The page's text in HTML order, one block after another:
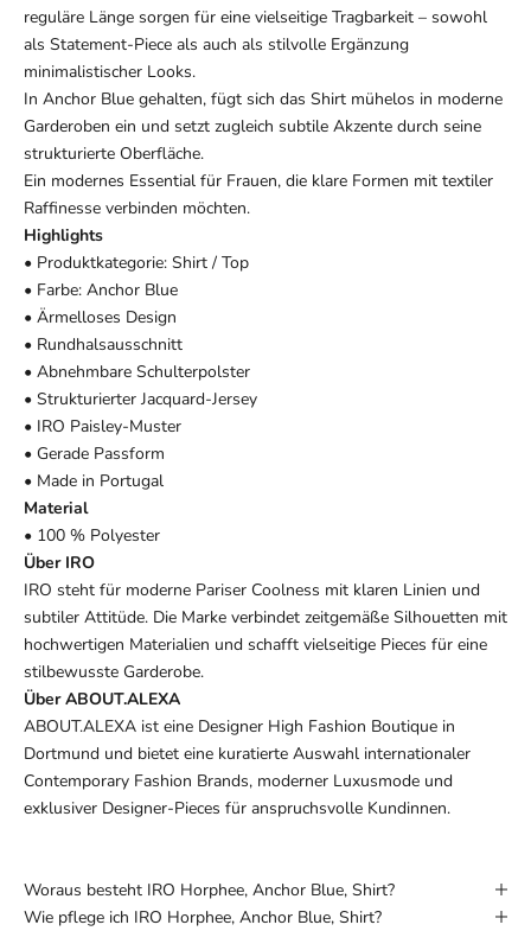
reguläre Länge sorgen für eine vielseitige Tragbarkeit – sowohl
als Statement-Piece als auch als stilvolle Ergänzung
minimalistischer Looks.
In Anchor Blue gehalten, fügt sich das Shirt mühelos in moderne
Garderoben ein und setzt zugleich subtile Akzente durch seine
strukturierte Oberfläche.
Ein modernes Essential für Frauen, die klare Formen mit textiler
Raffinesse verbinden möchten.
Highlights
• Produktkategorie: Shirt / Top
• Farbe: Anchor Blue
• Ärmelloses Design
• Rundhalsausschnitt
• Abnehmbare Schulterpolster
• Strukturierter Jacquard-Jersey
• IRO Paisley-Muster
• Gerade Passform
• Made in Portugal
Material
• 100 % Polyester
Über IRO
IRO steht für moderne Pariser Coolness mit klaren Linien und
subtiler Attitüde. Die Marke verbindet zeitgemäße Silhouetten mit
hochwertigen Materialien und schafft vielseitige Pieces für eine
stilbewusste Garderobe.
Über ABOUT.ALEXA
ABOUT.ALEXA ist eine Designer High Fashion Boutique in
Dortmund und bietet eine kuratierte Auswahl internationaler
Contemporary Fashion Brands, moderner Luxusmode und
exklusiver Designer-Pieces für anspruchsvolle Kundinnen.
Woraus besteht IRO Horphee, Anchor Blue, Shirt?
Wie pflege ich IRO Horphee, Anchor Blue, Shirt?